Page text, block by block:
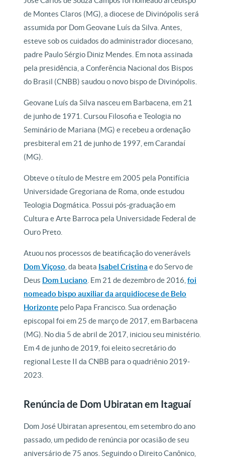
de Montes Claros (MG), a diocese de Divinópolis será
assumida por Dom Geovane Luís da Silva. Antes,
esteve sob os cuidados do administrador diocesano,
padre Paulo Sérgio Diniz Mendes. Em nota assinada
pela presidência, a Conferência Nacional dos Bispos
do Brasil (CNBB) saudou o novo bispo de Divinópolis.
Geovane Luís da Silva nasceu em Barbacena, em 21
de junho de 1971. Cursou Filosofia e Teologia no
Seminário de Mariana (MG) e recebeu a ordenação
presbiteral em 21 de junho de 1997, em Carandaí
(MG).
Obteve o título de Mestre em 2005 pela Pontifícia
Universidade Gregoriana de Roma, onde estudou
Teologia Dogmática. Possui pós-graduação em
Cultura e Arte Barroca pela Universidade Federal de
Ouro Preto.
Atuou nos processos de beatificação do venerávels
Dom Viçoso , da beata Isabel Cristina e do Servo de
Deus Dom Luciano . Em 21 de dezembro de 2016,foi
nomeado bispo auxiliar da arquidiocese de Belo
Horizonte pelo Papa Francisco. Sua ordenação
episcopal foi em 25 de março de 2017, em Barbacena
(MG). No dia 5 de abril de 2017, iniciou seu ministério.
Em 4 de junho de 2019, foi eleito secretário do
regional Leste II da CNBB para o quadriênio 2019-
2023.
Renúncia de Dom Ubiratan em Itaguaí
Dom José Ubiratan apresentou, em setembro do ano
passado, um pedido de renúncia por ocasião de seu
aniversário de 75 anos. Seguindo o Direito Canônico,